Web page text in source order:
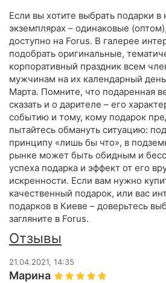
Если вы хотите выбрать подарки в
экземплярах – одинаковые
доступно на Forus. В галерее
подобрать оригинальные,
корпоративный праздник всем
мужчинам на их календарный
Марта. Помните, что подаренная
сказать и о дарителе – его
событию и тому, кому подарок
пытайтесь обмануть ситуацию:
принципу «лишь бы что», в
рынке может быть обидным и
успеха подарка и эффект от его
искренности. Если вам нужно
качественный подарок, или вас
подарков в Киеве – доверьтесь
загляните в Forus.
Отзывы
21.04.2021, 14:35
Марина